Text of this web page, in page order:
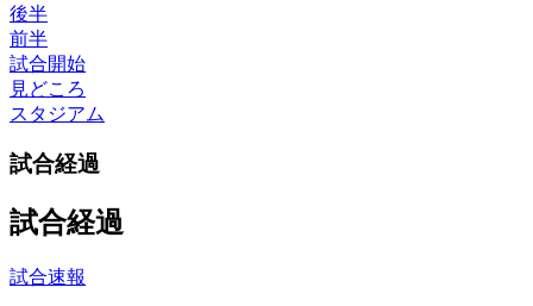
後半
前半
試合開始
見どころ
スタジアム
試合経過
試合経過
試合速報